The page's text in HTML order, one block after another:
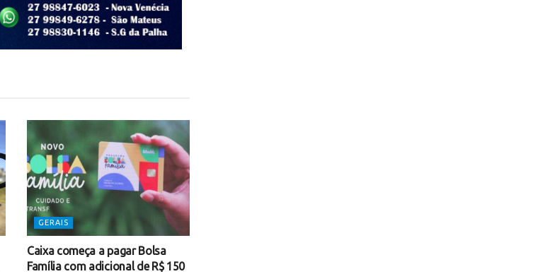
GERAIS
Caixa começa a pagar Bolsa
Família com adicional de R$ 150